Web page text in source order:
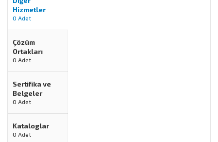
Hizmetler
0 Adet
Çözüm
Ortakları
0 Adet
Sertifika ve
Belgeler
0 Adet
Kataloglar
0 Adet